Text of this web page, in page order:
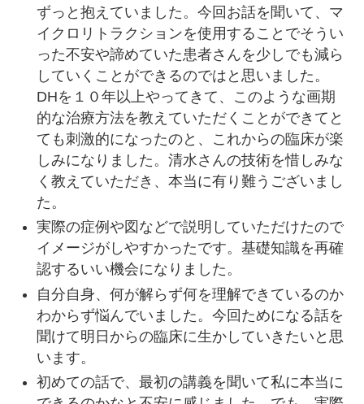
“LABOセミナー受講者限定無料オンライン
フォローアップ“の年間スケジュールを公
開いたしました。詳細は公式ラインよりご
確認ください。
2026年度 DH限定マイクロリトラクション
習得セミナーの募集を開始をいたしまし
た。
詳細は下記PDFをご覧ください。
Doctorbook academy にてSRPステップア
ップセミナーを行います。
プレセミナーが無料配信されておりますの
で是非ご覧ください。
https://academy.doctorbook.jp/movies/1
008581?section_id=TOP_dailyranking
Doctorbook academy より、マイクロリト
ラクション導入ハンズオンセミナーの動画
コンテンツが公開されました。こちらは、
2024年8月に開催していただいたハンズオ
ずっと抱えていました。今回お話を聞いて、マ
イクロリトラクションを使用することでそうい
った不安や諦めていた患者さんを少しでも減ら
していくことができるのではと思いました。
DHを１０年以上やってきて、このような画期
的な治療方法を教えていただくことができてと
ても刺激的になったのと、これからの臨床が楽
しみになりました。清水さんの技術を惜しみな
く教えていただき、本当に有り難うございまし
た。
実際の症例や図などで説明していただけたので
イメージがしやすかったです。基礎知識を再確
認するいい機会になりました。
自分自身、何が解らず何を理解できているのか
わからず悩んでいました。今回ためになる話を
聞けて明日からの臨床に生かしていきたいと思
います。
初めての話で、最初の講義を聞いて私に本当に